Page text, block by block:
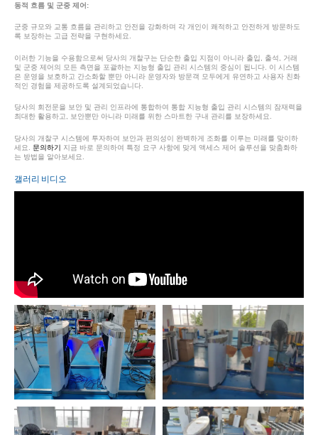
동적 흐름 및 군중 제어:
군중 규모와 교통 흐름을 관리하고 안전을 강화하며 각 개인이 쾌적하고 안전하게 방문하도
록 보장하는 고급 전략을 구현하세요.
이러한 기능을 수용함으로써 당사의 개찰구는 단순한 출입 지점이 아니라 출입, 출석, 거래
및 군중 제어의 모든 측면을 포괄하는 지능형 출입 관리 시스템의 중심이 됩니다. 이 시스템
은 운영을 보호하고 간소화할 뿐만 아니라 운영자와 방문객 모두에게 유연하고 사용자 친화
적인 경험을 제공하도록 설계되었습니다.
당사의 회전문을 보안 및 관리 인프라에 통합하여 통합 지능형 출입 관리 시스템의 잠재력을
최대한 활용하고, 보안뿐만 아니라 미래를 위한 스마트한 구내 관리를 보장하세요.
당사의 개찰구 시스템에 투자하여 보안과 편의성이 완벽하게 조화를 이루는 미래를 맞이하
세요.
문의하기 지금 바로 문의하여 특정 요구 사항에 맞게 액세스 제어 솔루션을 맞춤화하
는 방법을 알아보세요.
갤러리 비디오